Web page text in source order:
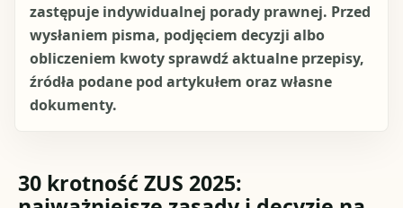
zastępuje indywidualnej porady prawnej. Przed
wysłaniem pisma, podjęciem decyzji albo
obliczeniem kwoty sprawdź aktualne przepisy,
źródła podane pod artykułem oraz własne
dokumenty.
30 krotność ZUS 2025: